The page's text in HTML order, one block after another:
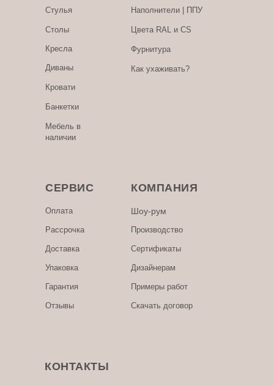
Примеры работ
Сертификаты
Дизайнерам
Производство
Скачать договор
КОМПАНИЯ
Оплата
Упаковка
СЕРВИС
Гарантия
Отзывы
Наполнители | ППУ
Доставка
Цвета RAL и CS
Фурнитура
Как ухаживать?
Стулья
Кресла
Столы
Диваны
Кровати
Банкетки
Мебель в
наличии
КОНТАКТЫ
Шоу-рум
Рассрочка